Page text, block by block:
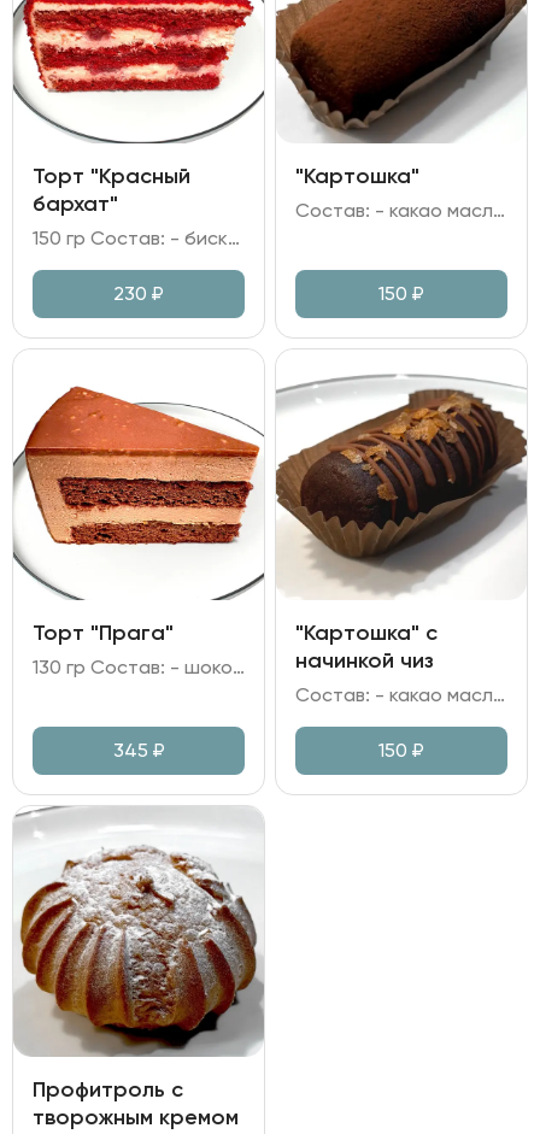
Торт "Красный
бархат"
150 гр Состав: - бисквит; - клубничная прослойка; - крем сливочно-творожный.
230 ₽
"Картошка"
Состав: - какао масло; масло сливочное; - мука пшеничная; яйцо куриное; - сгущеное молоко; ликер Амаретто; какао; сахар.
150 ₽
Торт "Прага"
130 гр Состав: - шоколадный бисквит; - сливочный мусс на молочном шоколаде; - глазурь шоколадная; - джем абрикосовый; - фундук.
345 ₽
"Картошка" с
начинкой чиз
Состав: - какао масло; масло сливочное; - мука пшеничная; яйцо куриное; - сгущеное молоко; ликер Амаретто; какао; сахар; - начинка на сливках и творожном сыре; - вафельная крошка.
150 ₽
Профитроль с
творожным кремом